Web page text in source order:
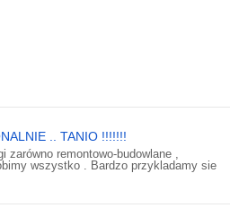
.. TANIO !!!!!!!
zarówno remontowo-budowlane ,
wszystko . Bardzo przykladamy sie